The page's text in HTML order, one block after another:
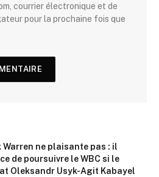
courrier électronique et de
pour la prochaine fois que
Warren ne plaisante pas : il
de poursuivre le WBC si le
Oleksandr Usyk-Agit Kabayel